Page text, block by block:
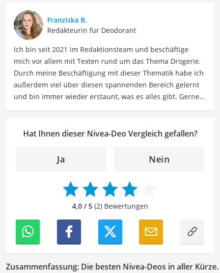
nun Menschen dabei, die richtigen Produkte für sie zu
finden. Mia liebt es, sich in Inhaltsstoffe und
Produktversprechen hineinzudenken und diese
verständlich aufzuschlüsseln. Als Ausgleich zu ihrer
Arbeit findet Mia Ruhe im Sport und beim Lesen, und
außerdem beim Verfolgen ihrer Interessen an
Neurowissenschaft und Spiritualität.
Der Nivea-Deo-Vergleich ist aus unserer Sicht besonders
Franziska B.
Redakteurin für Deodorant
Ich bin seit 2021 im Redaktionsteam und beschäftige
mich vor allem mit Texten rund um das Thema Drogerie.
Durch meine Beschäftigung mit dieser Thematik habe ich
außerdem viel über diesen spannenden Bereich gelernt
und bin immer wieder erstaunt, was es alles gibt. Gerne
über Beauty- sowie Pflegeprodukte, Gesundheitsartikel,
umfassen Produktvergleiche, Tipps, Trends und
Produkte für ihre Bedürfnisse zu finden sowie sowohl ihre
Schönheits- als auch Pflegeroutine zu optimieren.
Der Nivea-Deo-Vergleich ist aus unserer Sicht besonders
Hat Ihnen dieser Nivea-Deo Vergleich gefallen?
Ja Nein
4,0 / 5(2) Bewertungen
Zusammenfassung: Die besten Nivea-Deos in aller Kürze.